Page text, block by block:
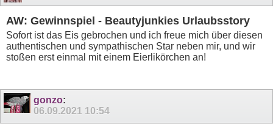
AW: Gewinnspiel - Beautyjunkies Urlaubsstory
Sofort ist das Eis gebrochen und ich freue mich über diesen
authentischen und sympathischen Star neben mir, und wir
stoßen erst einmal mit einem Eierlikörchen an!
gonzo:
06.09.2021 10:54